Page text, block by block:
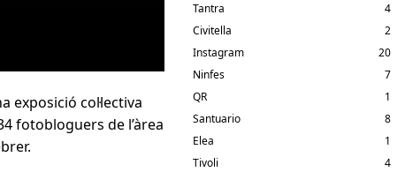
col·lectiva
fotobloguers de l’àrea
Tantra
4
Civitella
2
Instagram
20
Ninfes
7
QR
1
Santuario
8
Elea
1
Tivoli
4